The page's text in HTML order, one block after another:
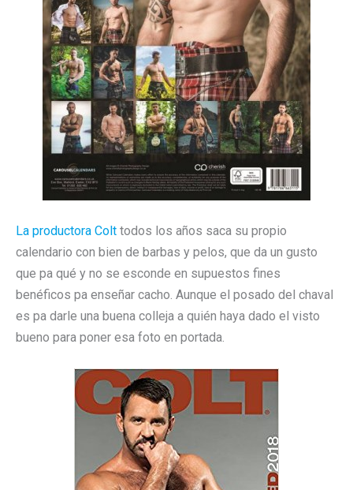
La productora Colt todos los años saca su propio
calendario con bien de barbas y pelos, que da un gusto
que pa qué y no se esconde en supuestos fines
benéficos pa enseñar cacho. Aunque el posado del chaval
es pa darle una buena colleja a quién haya dado el visto
bueno para poner esa foto en portada.